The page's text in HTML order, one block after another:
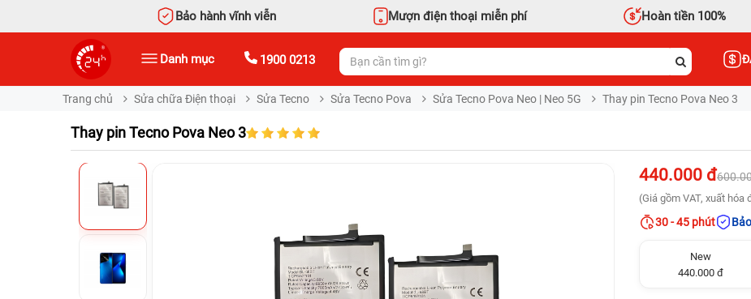
Bảo hành vĩnh viễn Mượn điện thoại miễn phí Hoàn tiền 100%
Danh mục 1900 0213
Trang chủ Sửa chữa Điện thoại Sửa Tecno Sửa Tecno Pova Sửa Tecno Pova Neo | Neo 5G Thay pin Tecno Pova Neo 3
Thay pin Tecno Pova Neo 3
440.000 đ
(Giá gồm VAT, xuất
30 - 45 phút
New
440.000 đ